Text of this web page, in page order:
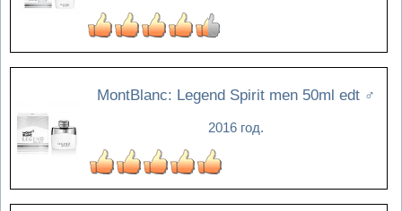
MontBlanc: Legend Spirit men 50ml edt ♂
2016 год.